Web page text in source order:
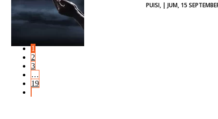
PUISI, | JUM, 15
1
2
3
…
19